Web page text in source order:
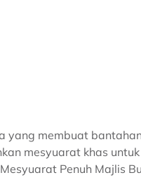
yang membuat
mesyuarat khas
Penuh Majlis